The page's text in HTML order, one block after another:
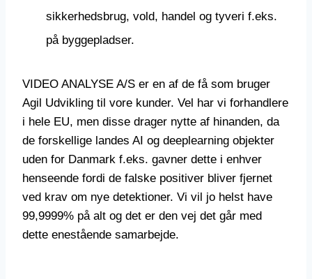
sikkerhedsbrug, vold, handel og tyveri f.eks.
på byggepladser.
VIDEO ANALYSE A/S er en af de få som bruger
Agil Udvikling til vore kunder. Vel har vi forhandlere
i hele EU, men disse drager nytte af hinanden, da
de forskellige landes AI og deeplearning objekter
uden for Danmark f.eks. gavner dette i enhver
henseende fordi de falske positiver bliver fjernet
ved krav om nye detektioner. Vi vil jo helst have
99,9999% på alt og det er den vej det går med
dette enestående samarbejde.